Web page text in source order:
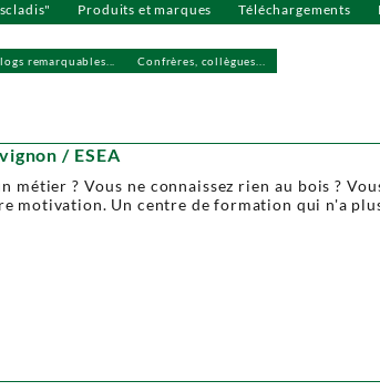
Produits et marques Téléchargements
remarquables... Confrères, collègues...
/ ESEA
métier ? Vous ne connaissez rien au bois ?
motivation. Un centre de formation qui n'a